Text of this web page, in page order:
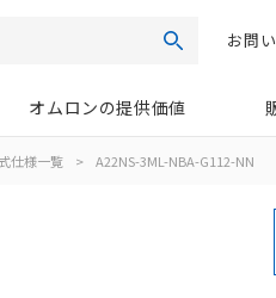
検索お問
オムロンの提供価値
仕様一覧 > A22NS-3ML-NBA-G112-NN